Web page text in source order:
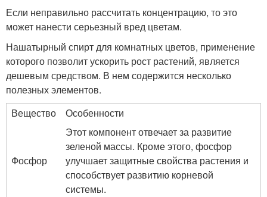
Если неправильно рассчитать концентрацию, то это
может нанести серьезный вред цветам.
Нашатырный спирт для комнатных цветов, применение
которого позволит ускорить рост растений, является
дешевым средством. В нем содержится несколько
полезных элементов.
Вещество
Особенности
Фосфор
Этот компонент отвечает за развитие
зеленой массы. Кроме этого, фосфор
улучшает защитные свойства растения и
способствует развитию корневой
системы.